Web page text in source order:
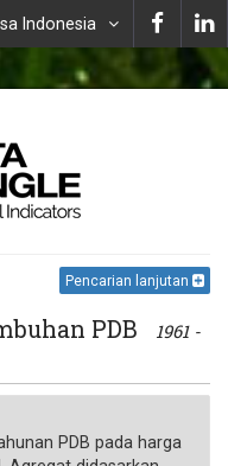
Indonesia
Pencarian lanjutan
PDB
1961 -
PDB pada harga